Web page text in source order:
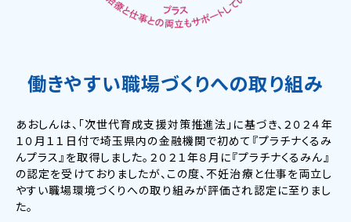
働きやすい職場づくりへの取り組み
あおしんは、「次世代育成支援対策推進法」に基づき、２０２４年
１０月１１日付で埼玉県内の金融機関で初めて『プラチナくるみ
んプラス』を取得しました。２０２１年８月に『プラチナくるみん』
の認定を受けておりましたが、この度、不妊治療と仕事を両立し
やすい職場環境づくりへの取り組みが評価され認定に至りまし
た。